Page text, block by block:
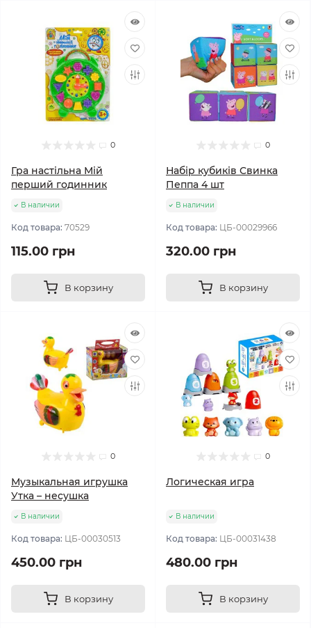
0
Гра настільна Мій
перший годинник
В наличии
Код товара: 70529
115.00 грн
В корзину
0
Набір кубиків Свинка
Пеппа 4 шт
В наличии
Код товара: ЦБ-00029966
320.00 грн
В корзину
0
Музыкальная игрушка
Утка – несушка
В наличии
Код товара: ЦБ-00030513
450.00 грн
В корзину
0
Логическая игра
В наличии
Код товара: ЦБ-00031438
480.00 грн
В корзину